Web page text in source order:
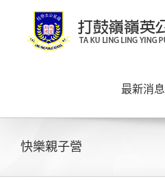
content
最新消息
快樂親子營